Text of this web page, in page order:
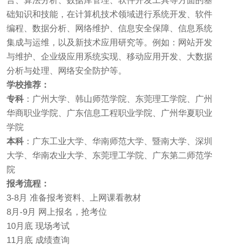
础知识和技能，在计算机技术领域进行系统开发、软件
编程、数据分析、网络维护、信息安全保障、信息系统
集成与运维，以及新技术应用研究等。例如：网站开发
与维护、企业级应用系统实现、移动应用开发、大数据
分析与处理、网络安全防护等。
学校推荐：
专科：广州大学、韩山师范学院、东莞理工学院、广州
华商职业学院、广东信息工程职业学院、广州华夏职业
学院
本科：广东工业大学、华南师范大学、暨南大学、深圳
大学、华南农业大学、东莞理工学院、广东第二师范学
院
报考流程：
3-8月 准备报考资料、上网课看教材
8月-9月 网上报名，抢考位
10月底 现场考试
11月底 成绩查询